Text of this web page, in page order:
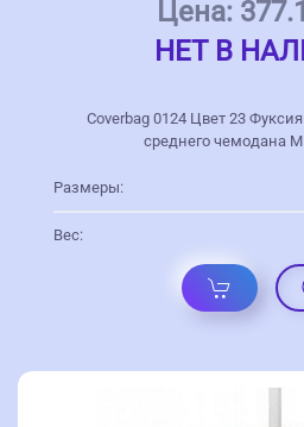
Цена:
НЕТ В
Coverbag 0124 Цвет 23
среднего чемодана
Размеры:
Вес: